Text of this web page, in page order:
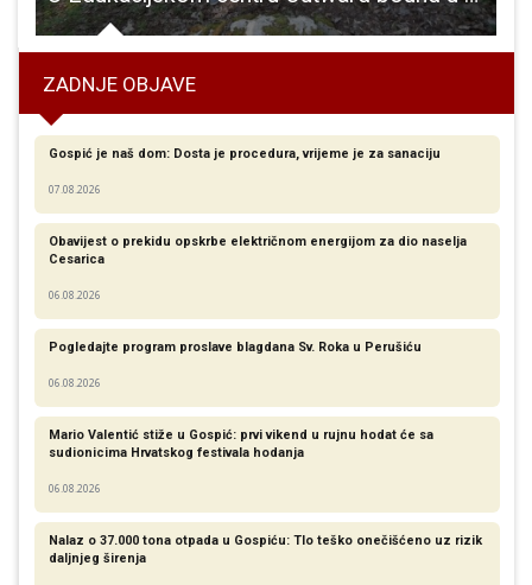
ZADNJE OBJAVE
Gospić je naš dom: Dosta je procedura, vrijeme je za sanaciju
07.08.2026
Obavijest o prekidu opskrbe električnom energijom za dio naselja
Cesarica
06.08.2026
Pogledajte program proslave blagdana Sv. Roka u Perušiću
06.08.2026
Mario Valentić stiže u Gospić: prvi vikend u rujnu hodat će sa
sudionicima Hrvatskog festivala hodanja
06.08.2026
Nalaz o 37.000 tona otpada u Gospiću: Tlo teško onečišćeno uz rizik
daljnjeg širenja